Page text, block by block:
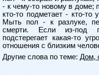
- к чему-то новому в доме;
кто-то подметает - кто-
Мыть пол - к разлуке,
смерти. Если из-под
подстерегает какая-то
отношения с близким
Другие слова по теме: Дом,